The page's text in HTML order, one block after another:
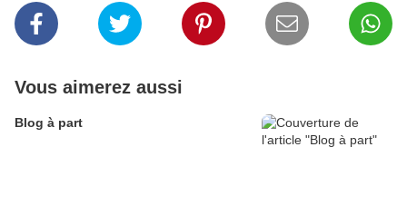
Vous aimerez aussi
Blog à part